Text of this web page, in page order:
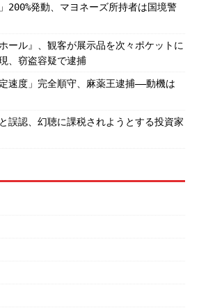
200%発動、マヨネーズ所持者は国境警
ール』、観客が展示品を次々ポケットに
、窃盗容疑で逮捕
速度」完全順守、麻薬王逮捕――動機は
誤認、幻聴に課税されようとする投資家